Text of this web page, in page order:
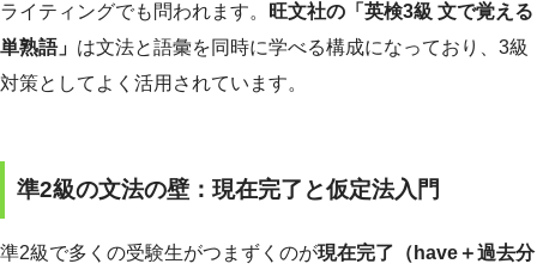
ライティングでも問われます。
旺文社の「英検3級 文で覚える
単熟語」 は文法と語彙を同時に学べる構成になっており、3級
対策としてよく活用されています。
準2級の文法の壁：現在完了と仮定法入門
準2級で多くの受験生がつまずくのが現在完了（have＋過去分